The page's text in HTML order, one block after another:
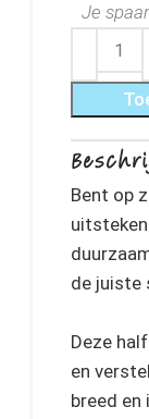
Je
Bent op
de juiste
Deze
en
breed en